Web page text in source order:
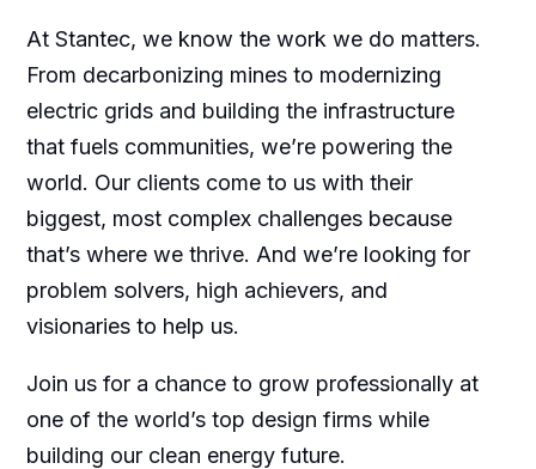
At Stantec, we know the work we do matters.
From decarbonizing mines to modernizing
electric grids and building the infrastructure
that fuels communities, we’re powering the
world. Our clients come to us with their
biggest, most complex challenges because
that’s where we thrive. And we’re looking for
problem solvers, high achievers, and
visionaries to help us.
Join us for a chance to grow professionally at
one of the world’s top design firms while
building our clean energy future.